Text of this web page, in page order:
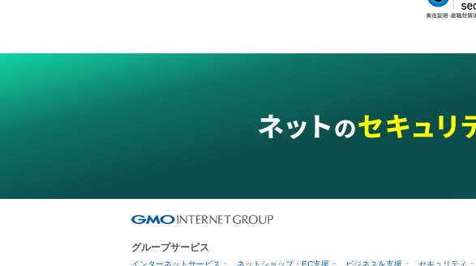
グループサービス
インターネットサービス ネットショップ・EC支援 ビジネスを支援 セキュリティ